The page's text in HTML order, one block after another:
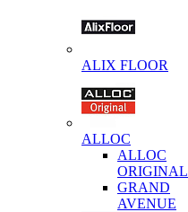
ALIX FLOOR
ALLOC
ALLOC
ORIGINAL
GRAND
AVENUE